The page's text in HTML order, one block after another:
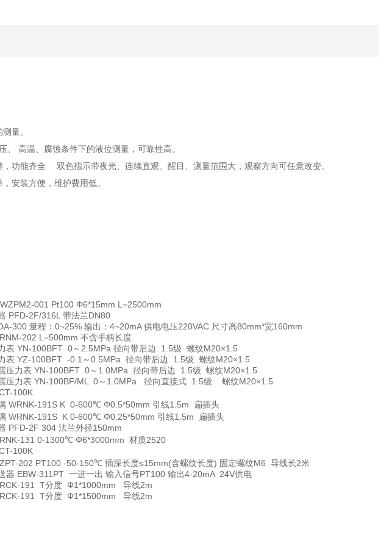
量。
高温、腐蚀条件下的液位测量，可靠性高。
功能齐全 双色指示带夜光、连续直观、醒目、测量范围大，观察方向可任意改变。
安装方便，维护费用低。
WZPM2-001 Pt100 Φ6*15mm L=2500mm
PFD-2F/316L 带法兰DN80
300 量程：0~25% 输出：4~20mA 供电电压220VAC 尺寸高80mm*宽160mm
202 L=500mm 不含手柄长度
表 YN-100BFT 0～2.5MPa 径向带后边 1.5级 螺纹M20×1.5
表 YZ-100BFT -0.1～0.5MPa 径向带后边 1.5级 螺纹M20×1.5
压力表 YN-100BFT 0～1.0MPa 径向带后边 1.5级 螺纹M20×1.5
压力表 YN-100BF/ML 0～1.0MPa 径向直接式 1.5级 螺纹M20×1.5
100K
WRNK-191S K 0-600℃ Φ0.5*50mm 引线1.5m 扁插头
WRNK-191S K 0-600℃ Φ0.25*50mm 引线1.5m 扁插头
PFD-2F 304 法兰外径150mm
131 0-1300℃ Φ6*3000mm 材质2520
100K
202 PT100 -50-150℃ 插深长度≤15mm(含螺纹长度) 固定螺纹M6 导线长2米
器 EBW-311PT 一进一出 输入信号PT100 输出4-20mA 24V供电
191 T分度 Φ1*1000mm 导线2m
191 T分度 Φ1*1500mm 导线2m